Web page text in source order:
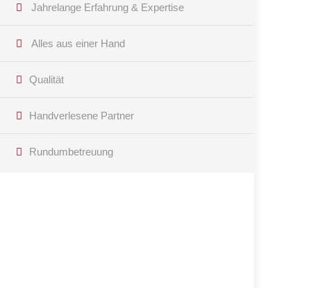
Jahrelange Erfahrung & Expertise
Alles aus einer Hand
Qualität
Handverlesene Partner
Rundumbetreuung